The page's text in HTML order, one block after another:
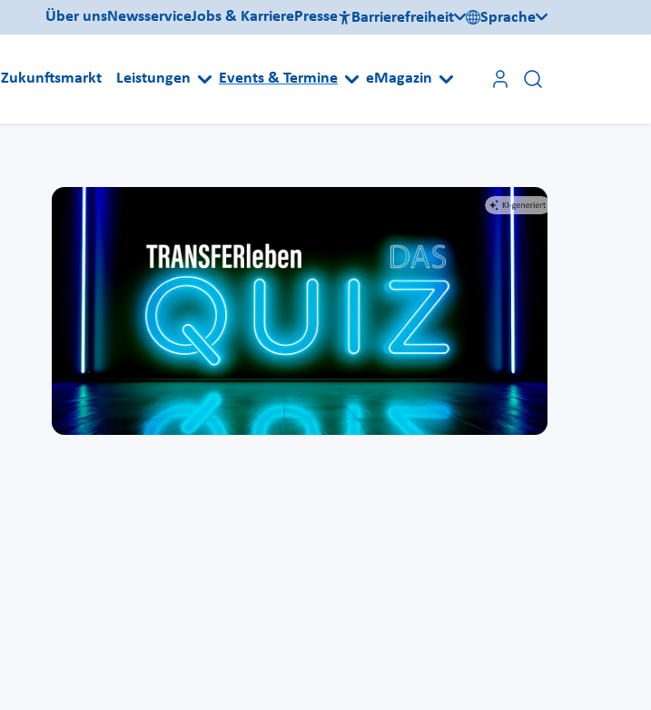
Über unsNewsserviceJobs & KarrierePresse Barrierefreiheit Sprache
Zukunftsmarkt Leistungen Events & Termine eMagazin